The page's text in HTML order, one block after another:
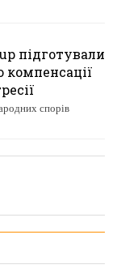
підготували
компенсації
спорів